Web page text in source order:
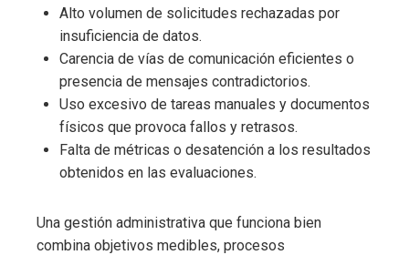
Alto volumen de solicitudes rechazadas por
insuficiencia de datos.
Carencia de vías de comunicación eficientes o
presencia de mensajes contradictorios.
Uso excesivo de tareas manuales y documentos
físicos que provoca fallos y retrasos.
Falta de métricas o desatención a los resultados
obtenidos en las evaluaciones.
Una gestión administrativa que funciona bien
combina objetivos medibles, procesos